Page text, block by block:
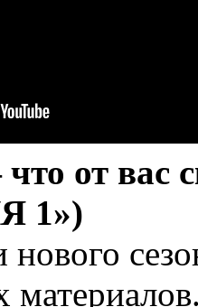
что от
1»)
нового